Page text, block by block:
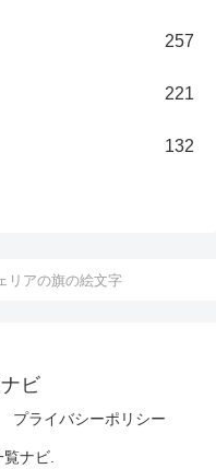
257
221
132
アの旗の絵文字
ビ
プライバシーポリシー
ナビ.